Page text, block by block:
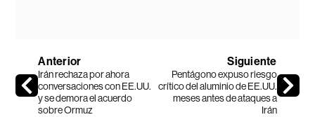
Anterior
Irán rechaza por ahora
conversaciones con EE.UU.
y se demora el acuerdo
sobre Ormuz
Siguiente
Pentágono expuso riesgo
crítico del aluminio de EE.UU.
meses antes de ataques a
Irán